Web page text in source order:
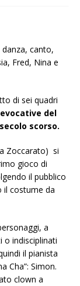
canto,
Fred, Nina e
di sei quadri
del
scorso.
Zoccarato) si
gioco di
il pubblico
il costume da
a
o indisciplinati
il pianista
Cha”: Simon.
clown a